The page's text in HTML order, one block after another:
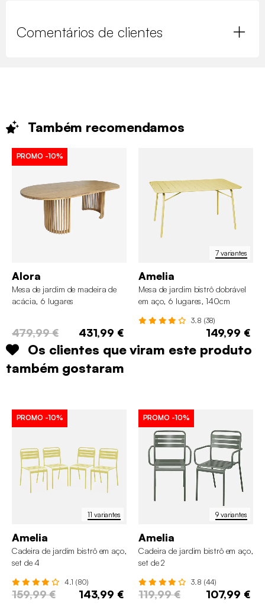
Comentários de clientes
Também recomendamos
PROMO -10%
Alora
Mesa de jardim de madeira de
acácia, 6 lugares
479,99 € 431,99 €
7 variantes
Amelia
Mesa de jardim bistrô dobrável
em aço, 6 lugares, 140cm
3.8 (38)
149,99 €
Os clientes que viram este produto
também gostaram
11 variantes
PROMO -10%
Amelia
Cadeira de jardim bistrô em aço,
set de 4
4.1 (80)
159,99 € 143,99 €
9 variantes
PROMO -10%
Amelia
Cadeira de jardim bistrô em aço,
set de 2
3.8 (44)
119,99 € 107,99 €